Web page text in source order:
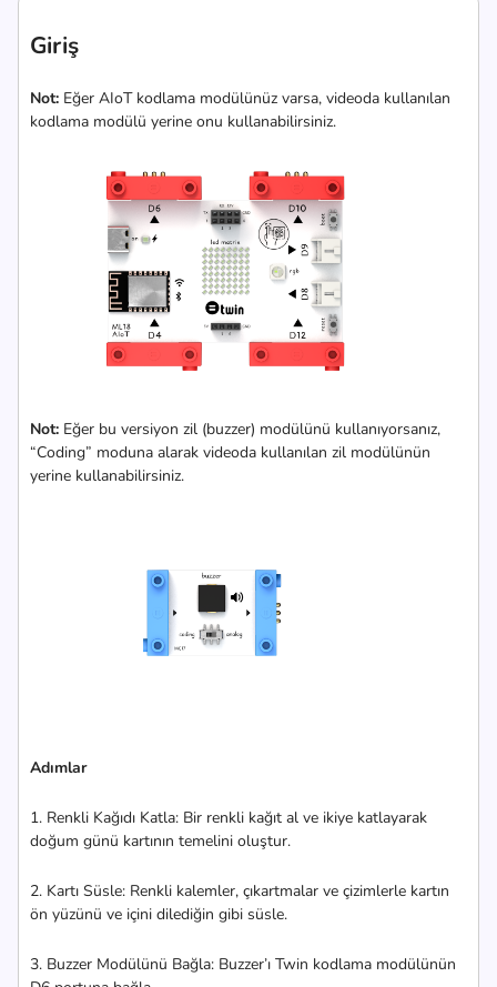
Giriş
Not: Eğer AIoT kodlama modülünüz varsa, videoda kullanılan
kodlama modülü yerine onu kullanabilirsiniz.
Not: Eğer bu versiyon zil (buzzer) modülünü kullanıyorsanız,
“Coding” moduna alarak videoda kullanılan zil modülünün
yerine kullanabilirsiniz.
Adımlar
1. Renkli Kağıdı Katla: Bir renkli kağıt al ve ikiye katlayarak
doğum günü kartının temelini oluştur.
2. Kartı Süsle: Renkli kalemler, çıkartmalar ve çizimlerle kartın
ön yüzünü ve içini dilediğin gibi süsle.
3. Buzzer Modülünü Bağla: Buzzer’ı Twin kodlama modülünün